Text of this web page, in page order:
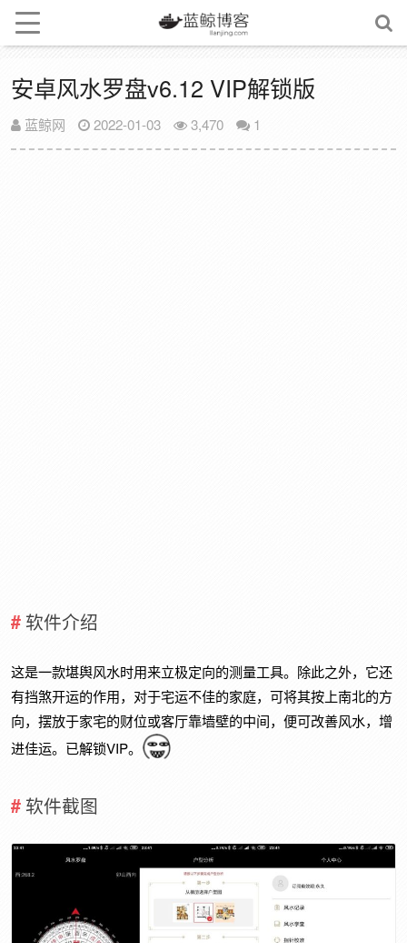
安卓风水罗盘v6.12 VIP解锁版
蓝鲸网 2022-01-03 3,470 1
软件介绍
这是一款堪舆风水时用来立极定向的测量工具。除此之外，它还
有挡煞开运的作用，对于宅运不佳的家庭，可将其按上南北的方
向，摆放于家宅的财位或客厅靠墙壁的中间，便可改善风水，增
进佳运。已解锁VIP。
软件截图